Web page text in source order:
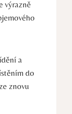
výrazně
a
do
znovu